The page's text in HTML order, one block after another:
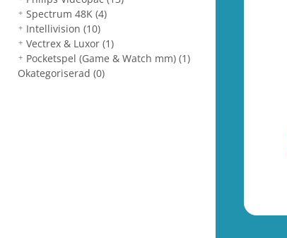
Spectrum 48K(4)
Intellivision(10)
Vectrex & Luxor(1)
Pocketspel (Game & Watch mm)(1)
Okategoriserad (0)